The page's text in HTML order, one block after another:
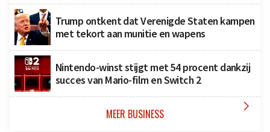
Trump ontkent dat Verenigde Staten kampen
met tekort aan munitie en wapens
Nintendo-winst stijgt met 54 procent dankzij
succes van Mario-film en Switch 2
MEER BUSINESS 